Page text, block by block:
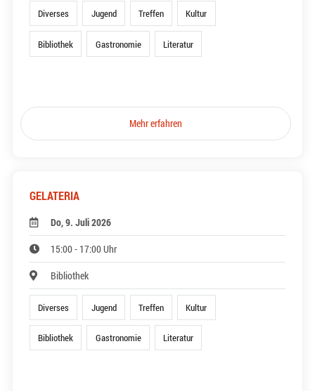
Diverses Jugend Treffen Kultur
Bibliothek Gastronomie Literatur
Mehr erfahren
GELATERIA
Do, 9. Juli 2026
15:00 - 17:00 Uhr
Bibliothek
Diverses Jugend Treffen Kultur
Bibliothek Gastronomie Literatur